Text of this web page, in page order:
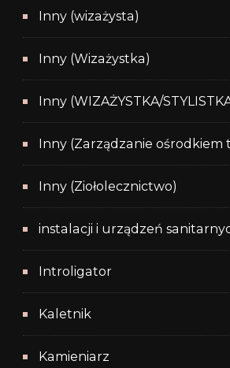
Inny (wizażysta)
Inny (Wizażystka)
Inny (WIZAŻYSTKA/
Inny (Zarządzanie ośrodkiem
Inny (Ziołolecznictwo)
instalacji i urządzeń
Introligator
Kaletnik
Kamieniarz